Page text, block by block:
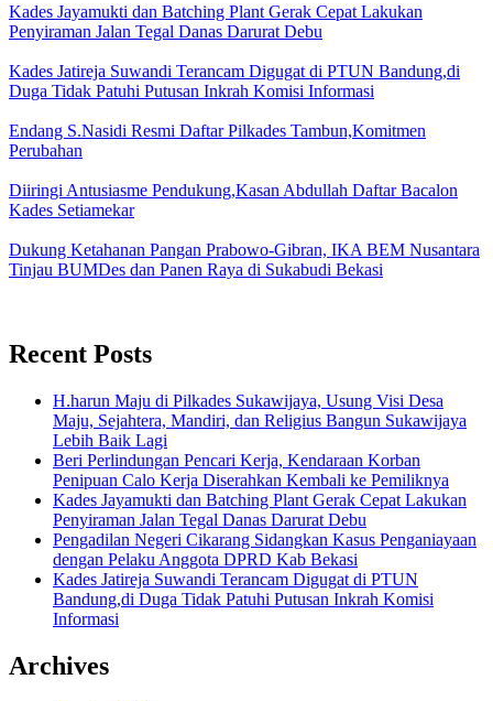
Kades Jayamukti dan Batching Plant Gerak Cepat Lakukan
Penyiraman Jalan Tegal Danas Darurat Debu
Kades Jatireja Suwandi Terancam Digugat di PTUN Bandung,di
Duga Tidak Patuhi Putusan Inkrah Komisi Informasi
Endang S.Nasidi Resmi Daftar Pilkades Tambun,Komitmen
Perubahan
Diiringi Antusiasme Pendukung,Kasan Abdullah Daftar Bacalon
Kades Setiamekar
Dukung Ketahanan Pangan Prabowo-Gibran, IKA BEM Nusantara
Tinjau BUMDes dan Panen Raya di Sukabudi Bekasi
Recent Posts
H.harun Maju di Pilkades Sukawijaya, Usung Visi Desa
Maju, Sejahtera, Mandiri, dan Religius Bangun Sukawijaya
Lebih Baik Lagi
Beri Perlindungan Pencari Kerja, Kendaraan Korban
Penipuan Calo Kerja Diserahkan Kembali ke Pemiliknya
Kades Jayamukti dan Batching Plant Gerak Cepat Lakukan
Penyiraman Jalan Tegal Danas Darurat Debu
Pengadilan Negeri Cikarang Sidangkan Kasus Penganiayaan
dengan Pelaku Anggota DPRD Kab Bekasi
Kades Jatireja Suwandi Terancam Digugat di PTUN
Bandung,di Duga Tidak Patuhi Putusan Inkrah Komisi
Informasi
Archives